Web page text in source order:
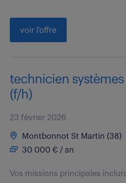
voir l'offre
technicien systèmes
(f/h)
23 février 2026
Montbonnot St Martin (38)
30 000 € / an
Vos missions principales